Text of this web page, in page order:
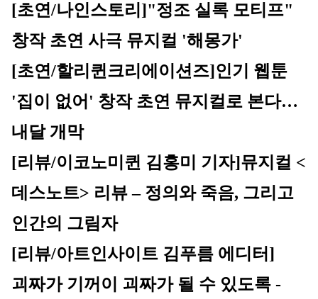
[초연/나인스토리]"정조 실록 모티프"
창작 초연 사극 뮤지컬 '해몽가'
[초연/할리퀸크리에이션즈]인기 웹툰
'집이 없어' 창작 초연 뮤지컬로 본다…
내달 개막
[리뷰/이코노미퀸 김홍미 기자]뮤지컬 <
데스노트> 리뷰 – 정의와 죽음, 그리고
인간의 그림자
[리뷰/아트인사이트 김푸름 에디터]
괴짜가 기꺼이 괴짜가 될 수 있도록 -